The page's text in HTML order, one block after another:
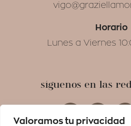
Valoramos tu privacidad
Horario
Lunes a Viernes
síguenos en las